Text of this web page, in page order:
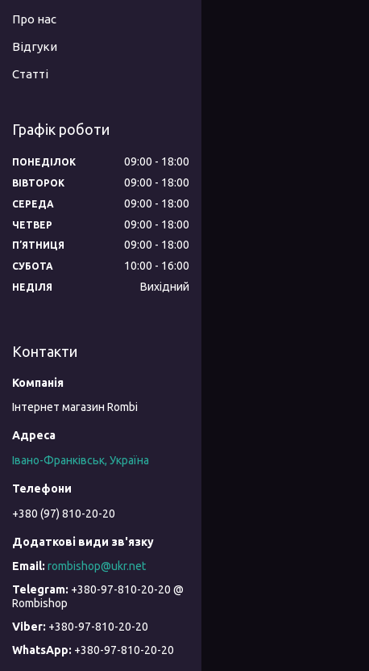
Про нас
Відгуки
Статті
Графік роботи
ПОНЕДІЛОК 09:00 18:00
ВІВТОРОК 09:00 18:00
СЕРЕДА 09:00 18:00
ЧЕТВЕР 09:00 18:00
ПʼЯТНИЦЯ 09:00 18:00
СУБОТА 10:00 16:00
НЕДІЛЯ Вихідний
Контакти
Інтернет магазин Rombi
Івано-Франківськ, Україна
+380 (97) 810-20-20
rombishop@ukr.net
+380-97-810-20-20 @
Rombishop
+380-97-810-20-20
+380-97-810-20-20